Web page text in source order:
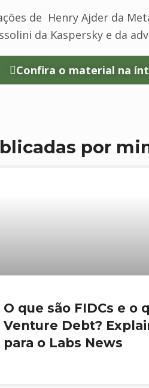
de Henry Ajder da
da Kaspersky e da
Confira o material na
por
O que são FIDCs e o
Venture Debt?
para o Labs News